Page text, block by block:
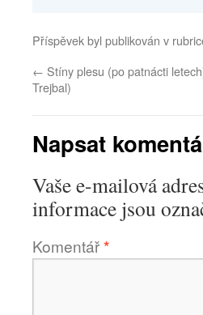
Příspěvek byl publikován v
← Stíny plesu (po patnácti
Trejbal)
Napsat
Vaše e-mailová
informace jsou
Komentář*